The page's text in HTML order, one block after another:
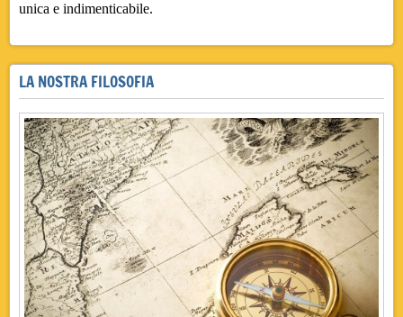
unica e indimenticabile.
LA NOSTRA FILOSOFIA